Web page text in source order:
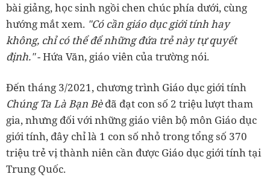
bài giảng, học sinh ngồi chen chúc phía dưới, cùng
hướng mắt xem. "Có cần giáo dục giới tính hay
không, chỉ có thể để những đứa trẻ này tự quyết
định."- Hứa Văn, giáo viên của trường nói.
Đến tháng 3/2021, chương trình Giáo dục giới tính
Chúng Ta Là Bạn Bèđã đạt con số 2 triệu lượt tham
gia, nhưng đối với những giáo viên bộ môn Giáo dục
giới tính, đây chỉ là 1 con số nhỏ trong tổng số 370
triệu trẻ vị thành niên cần được Giáo dục giới tính tại
Trung Quốc.